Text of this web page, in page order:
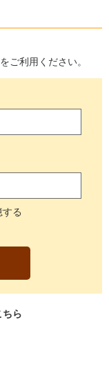
ご利用ください。
る
ちら